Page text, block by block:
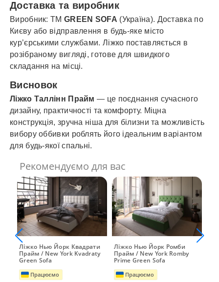
Доставка та виробник
Виробник: ТМ GREEN SOFA (Україна). Доставка по
Києву або відправлення в будь-яке місто
кур’єрськими службами. Ліжко поставляється в
розібраному вигляді, готове для швидкого
складання на місці.
Висновок
Ліжко Таллінн Прайм — це поєднання сучасного
дизайну, практичності та комфорту. Міцна
конструкція, зручна ніша для білизни та можливість
вибору оббивки роблять його ідеальним варіантом
для будь-якої спальні.
Рекомендуємо для вас
Ліжко Нью Йорк Квадрати
Прайм / New York Kvadraty
Green Sofa
Працюємо
Ліжко Нью Йорк Ромби
Прайм / New York Romby
Prime Green Sofa
Працюємо